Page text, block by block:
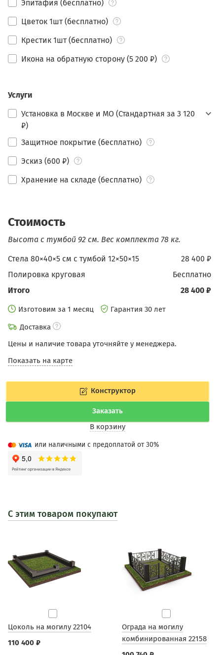
Эпитафия (бесплатно)
Цветок 1шт (бесплатно)
Крестик 1шт (бесплатно)
Икона на обратную сторону (5 200 ₽)
Услуги
Установка в Москве и МО (Стандартная за 3 120
₽)
Защитное покрытие (бесплатно)
Эскиз (600 ₽)
Хранение на складе (бесплатно)
Стоимость
Высота с тумбой 92 см. Вес комплекта 78 кг.
28 400 ₽
Стела 80×40×5 см c тумбой 12×50×15
бесплатно
Полировка круговая
28 400 ₽
Итого
Изготовим за 1 месяц
Гарантия 30 лет
Доставка
Цены и наличие товара уточняйте у менеджера.
Показать на карте
Конструктор
Заказать
В корзину
или наличными с предоплатой от 30%
С этим товаром покупают
Цоколь на могилу 22104
110 400 ₽
Ограда на могилу
комбинированная 22158